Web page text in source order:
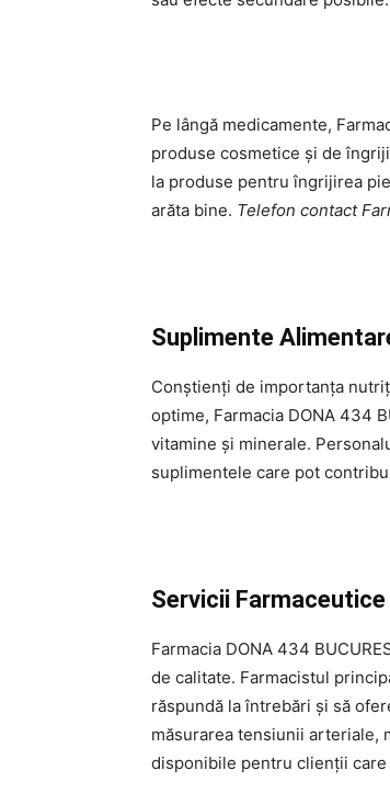
Pe lângă medicamente,
produse cosmetice și de
la produse pentru îngrijirea
arăta bine. Telefon contact
Suplimente
Conștienți de importanța
optime, Farmacia DONA 434
vitamine și minerale.
suplimentele care pot
Servicii
Farmacia DONA 434
de calitate. Farmacistul
răspundă la întrebări și să
măsurarea tensiunii arteriale,
disponibile pentru clienții